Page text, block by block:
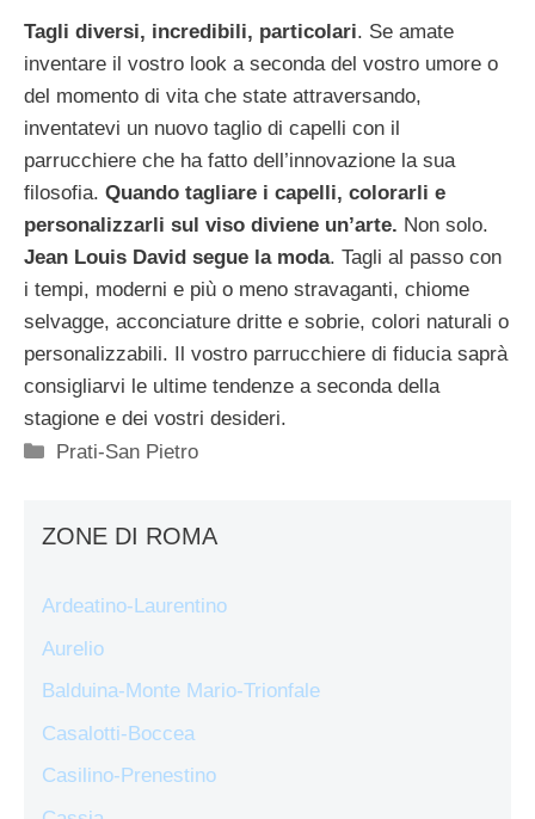
Tagli diversi, incredibili, particolari. Se amate
inventare il vostro look a seconda del vostro umore o
del momento di vita che state attraversando,
inventatevi un nuovo taglio di capelli con il
parrucchiere che ha fatto dell’innovazione la sua
filosofia. Quando tagliare i capelli, colorarli e
personalizzarli sul viso diviene un’arte. Non solo.
Jean Louis David segue la moda. Tagli al passo con
i tempi, moderni e più o meno stravaganti, chiome
selvagge, acconciature dritte e sobrie, colori naturali o
personalizzabili. Il vostro parrucchiere di fiducia saprà
consigliarvi le ultime tendenze a seconda della
stagione e dei vostri desideri.
Categorie
Prati-San Pietro
ZONE DI ROMA
Ardeatino-Laurentino
Aurelio
Balduina-Monte Mario-Trionfale
Casalotti-Boccea
Casilino-Prenestino